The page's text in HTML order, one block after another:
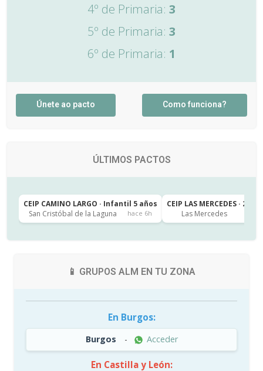
4º de Primaria: 3
5º de Primaria: 3
6º de Primaria: 1
Únete ao pacto Como funciona?
ÚLTIMOS PACTOS
CEIP CAMINO LARGO · Infantil 5 años
San Cristóbal de la Laguna
hace 6h
CEIP LAS MERCEDES · 2º
Las Mercedes
📱 GRUPOS ALM EN TU ZONA
En Burgos:
Burgos - Acceder
En Castilla y León: